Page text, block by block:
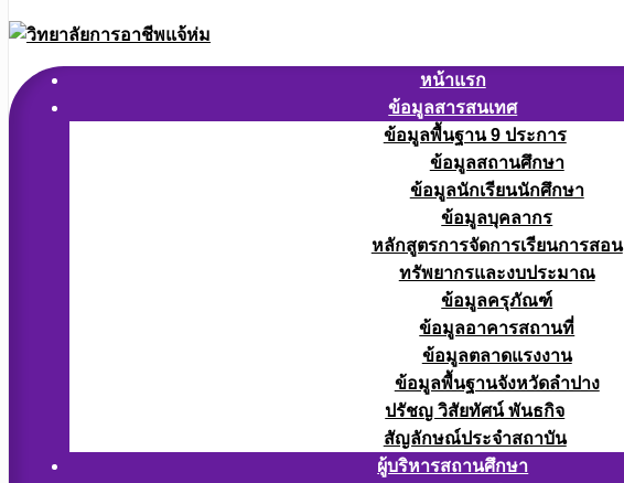
หน้าแรก
ข้อมูลสารสนเทศ
ข้อมูลพื้นฐาน 9 ประการ
ข้อมูลสถานศึกษา
ข้อมูลนักเรียนนักศึกษา
ข้อมูลบุคลากร
หลักสูตรการจัดการเรียนการสอน
ทรัพยากรและงบประมาณ
ข้อมูลครุภัณฑ์
ข้อมูลอาคารสถานที่
ข้อมูลตลาดแรงงาน
ข้อมูลพื้นฐานจังหวัดลำปาง
ปรัชญ วิสัยทัศน์ พันธกิจ
สัญลักษณ์ประจำสถาบัน
ผู้บริหารสถานศึกษา